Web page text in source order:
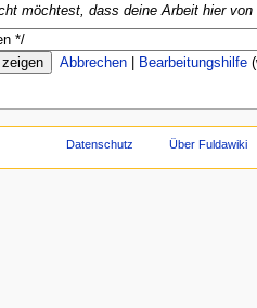
möchtest, dass deine Arbeit hier von
Abbrechen
Bearbeitungshilfe
Datenschutz Über Fuldawiki